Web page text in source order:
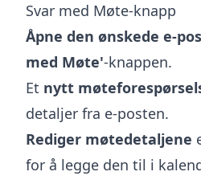
Svar med Møte-knapp
Åpne den ønskede e-
med Møte'-knappen.
Et nytt
detaljer fra e-posten.
Rediger møtedetaljene
for å legge den til i